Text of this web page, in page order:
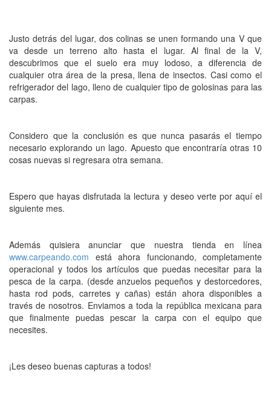
Justo detrás del lugar, dos colinas se unen formando una V que
va desde un terreno alto hasta el lugar. Al final de la V,
descubrimos que el suelo era muy lodoso, a diferencia de
cualquier otra área de la presa, llena de insectos. Casi como el
refrigerador del lago, lleno de cualquier tipo de golosinas para las
carpas.
Considero que la conclusión es que nunca pasarás el tiempo
necesario explorando un lago. Apuesto que encontraría otras 10
cosas nuevas si regresara otra semana.
Espero que hayas disfrutada la lectura y deseo verte por aquí el
siguiente mes.
Además quisiera anunciar que nuestra tienda en línea
www.carpeando.com está ahora funcionando, completamente
operacional y todos los artículos que puedas necesitar para la
pesca de la carpa. (desde anzuelos pequeños y destorcedores,
hasta rod pods, carretes y cañas) están ahora disponibles a
través de nosotros. Enviamos a toda la república mexicana para
que finalmente puedas pescar la carpa con el equipo que
necesites.
¡Les deseo buenas capturas a todos!